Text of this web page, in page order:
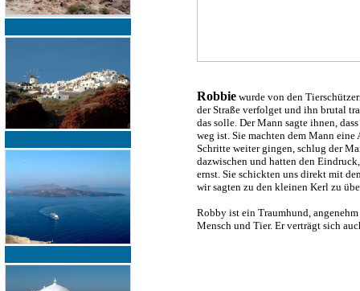
Robbie wurde von den
der Straße verfolget und ihn brutal
das solle. Der Mann sagte ihnen,
weg ist. Sie machten dem Mann
Schritte weiter gingen, schlug der
dazwischen und hatten den
ernst. Sie schickten uns direkt mit
wir sagten zu den kleinen Kerl zu
Robby ist ein Traumhund,
Mensch und Tier. Er verträgt sich